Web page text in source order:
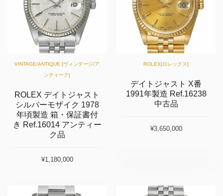
VINTAGE/ANTIQUE [ヴィンテージ/ア
ンティーク]
ROLEX デイトジャスト
シルバーモザイク 1978
年頃製造 箱・保証書付
き Ref.16014 アンティー
ク品
¥1,180,000
ROLEX[ロレックス]
デイトジャスト X番
1991年製造 Ref.16238
中古品
¥3,650,000